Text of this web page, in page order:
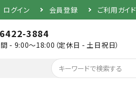
ログイン 会員登録 ご利用ガイド
3884
- 9:00～18:00（定休日 - 土日祝日）